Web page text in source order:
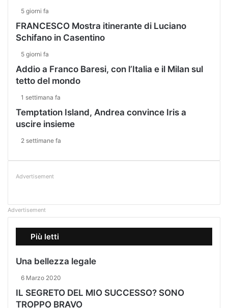
5 giorni fa
FRANCESCO Mostra itinerante di Luciano
Schifano in Casentino
5 giorni fa
Addio a Franco Baresi, con l’Italia e il Milan sul
tetto del mondo
1 settimana fa
Temptation Island, Andrea convince Iris a
uscire insieme
2 settimane fa
Advertisement
Advertisement
Più letti
Una bellezza legale
6 Marzo 2020
IL SEGRETO DEL MIO SUCCESSO? SONO
TROPPO BRAVO